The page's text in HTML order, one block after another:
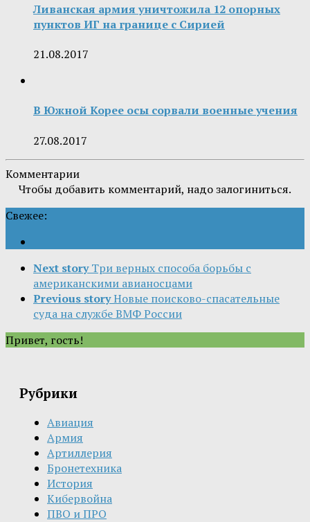
Ливанская армия уничтожила 12 опорных
пунктов ИГ на границе с Сирией
21.08.2017
В Южной Корее осы сорвали военные учения
27.08.2017
Комментарии
Чтобы добавить комментарий, надо залогиниться.
Свежее:
Next story Три верных способа борьбы с
американскими авианосцами
Previous storyНовые поисково-спасательные
суда на службе ВМФ России
Привет, гость!
Рубрики
Авиация
Армия
Артиллерия
Бронетехника
История
Кибервойна
ПВО и ПРО